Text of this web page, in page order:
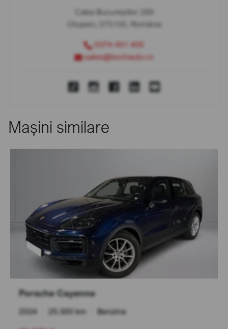
Calea Bucureștilor 289
Otopeni, 075100, România
0374 451 400
sales@bcchauto.ro
Mașini similare
Porsche Cayenne
2024 25.300 km Benzina